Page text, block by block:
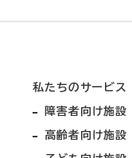
私たちのサービス
障害者向け施設
高齢者向け施設